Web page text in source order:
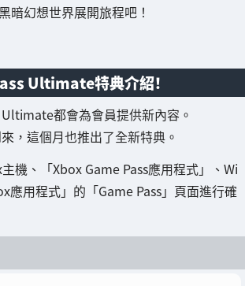
暗幻想世界展開旅程吧！
Ultimate特典介紹！
都會為會員提供新內容。
，這個月也推出了全新特典。
機、「Xbox Game Pass應用程式」、Wi
應用程式」的「Game Pass」頁面進行確